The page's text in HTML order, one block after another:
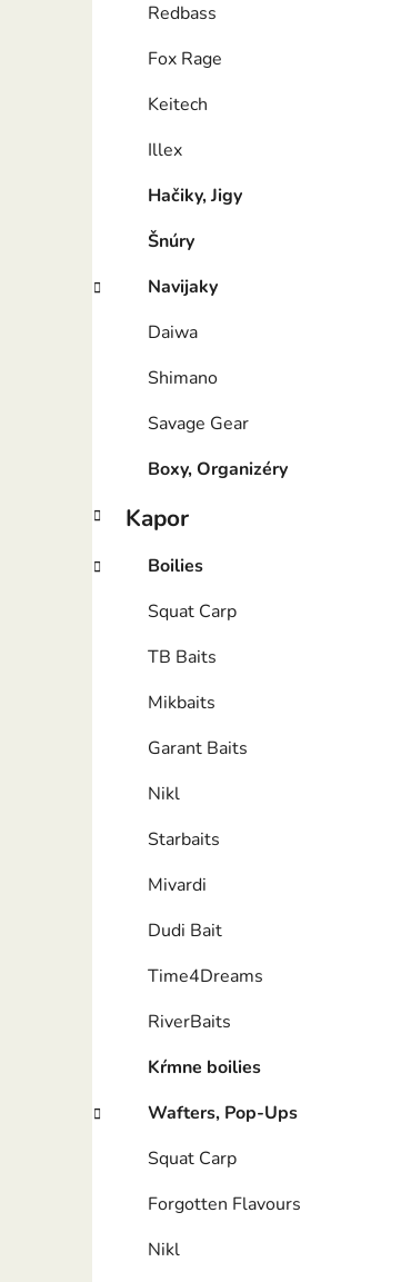
Redbass
Fox Rage
Keitech
Illex
Hačiky, Jigy
Šnúry
Navijaky
Daiwa
Shimano
Savage Gear
Boxy, Organizéry
Kapor
Boilies
Squat Carp
TB Baits
Mikbaits
Garant Baits
Nikl
Starbaits
Mivardi
Dudi Bait
Time4Dreams
RiverBaits
Kŕmne boilies
Wafters, Pop-Ups
Squat Carp
Forgotten Flavours
Nikl